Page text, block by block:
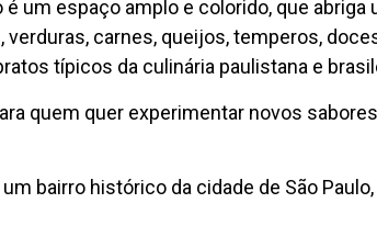
um espaço amplo e colorido, que abriga
carnes, queijos, temperos,
típicos da culinária paulistana e
quem quer experimentar novos
um bairro histórico da cidade de São